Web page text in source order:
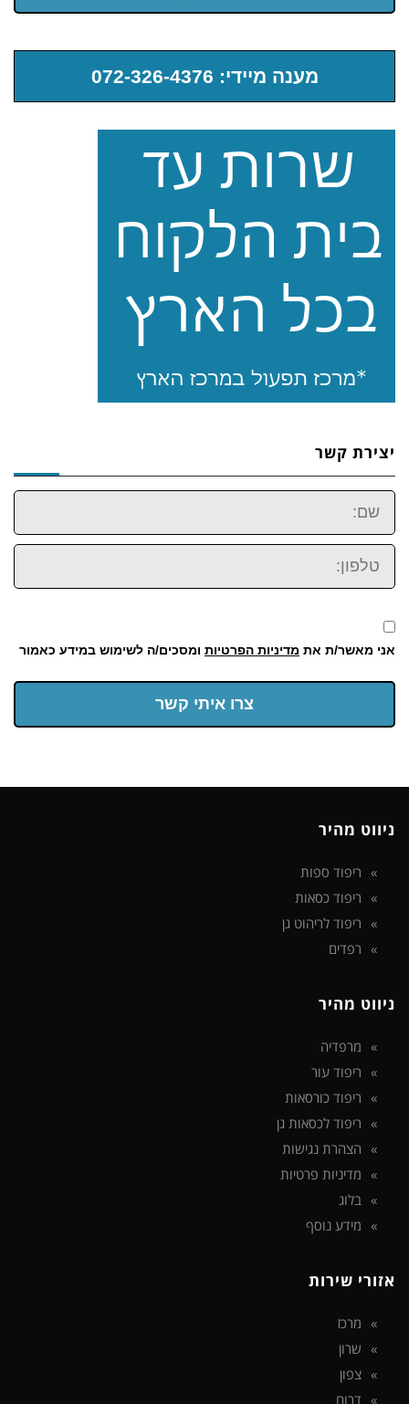
מענה מיידי: 072-326-4376
יצירת קשר
שם:
טלפון:
אני מאשר/ת את מדיניות הפרטיות ומסכים/ה לשימוש במידע כאמור
צרו איתי קשר
ניווט מהיר
ריפוד ספות
ריפוד כסאות
ריפוד לריהוט גן
רפדים
ניווט מהיר
מרפדיה
ריפוד עור
ריפוד כורסאות
ריפוד לכסאות גן
הצהרת נגישות
מדיניות פרטיות
בלוג
מידע נוסף
אזורי שירות
מרכז
שרון
צפון
דרום